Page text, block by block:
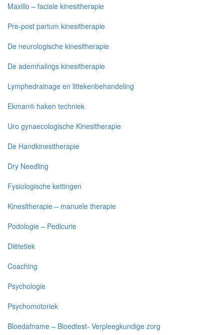
Maxillo – faciale kinesitherapie
Pre-post partum kinesitherapie
De neurologische kinesitherapie
De ademhalings kinesitherapie
Lymphedrainage en littekenbehandeling
Ekman® haken techniek
Uro gynaecologische Kinesitherapie
De Handkinesitherapie
Dry Needling
Fysiologische kettingen
Kinesitherapie – manuele therapie
Podologie – Pedicurie
Diëtetiek
Coaching
Psychologie
Psychomotoriek
Bloedafname – Bloedtest- Verpleegkundige zorg